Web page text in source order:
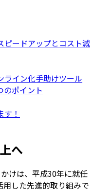
ピードアップとコスト減
ライン化手助けツール
のポイント
！
へ
けは、平成30年に就任
した先進的取り組みで